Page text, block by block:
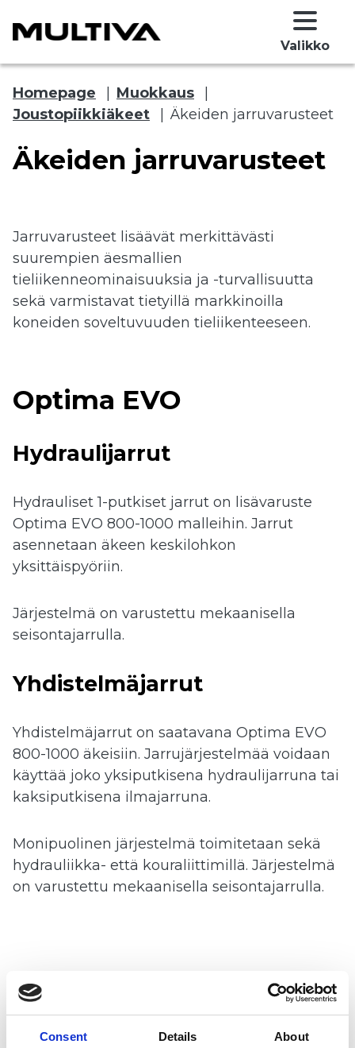
Consent Details About
submenu
submenu
submenu
submenu
Valikko
Homepage Muokkaus
Joustopiikkiäkeet
Äkeiden jarruvarusteet
Äkeiden jarruvarusteet
Jarruvarusteet lisäävät merkittävästi
suurempien äesmallien
tieliikenneominaisuuksia ja -turvallisuutta
sekä varmistavat tietyillä markkinoilla
koneiden soveltuvuuden tieliikenteeseen.
Optima EVO
Hydraulijarrut
Hydrauliset 1-putkiset jarrut on lisävaruste
Optima EVO 800-1000 malleihin. Jarrut
asennetaan äkeen keskilohkon
yksittäispyöriin.
Järjestelmä on varustettu mekaanisella
seisontajarrulla.
Yhdistelmäjarrut
Yhdistelmäjarrut on saatavana Optima EVO
800-1000 äkeisiin. Jarrujärjestelmää voidaan
käyttää joko yksiputkisena hydraulijarruna tai
kaksiputkisena ilmajarruna.
Monipuolinen järjestelmä toimitetaan sekä
hydrauliikka- että kouraliittimillä. Järjestelmä
on varustettu mekaanisella seisontajarrulla.
Topline Super XL ja
Crossline